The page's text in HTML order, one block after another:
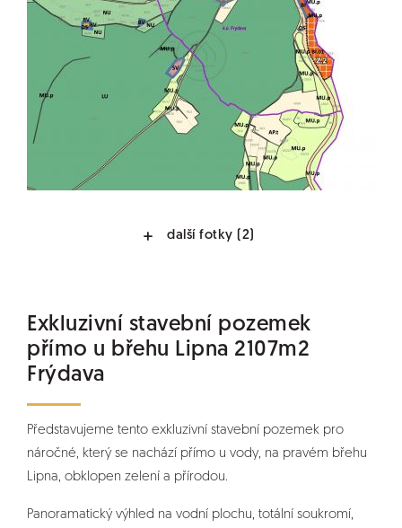
další fotky (2)
Exkluzivní stavební pozemek
přímo u břehu Lipna 2107m2
Frýdava
Představujeme tento exkluzivní stavební pozemek pro
náročné, který se nachází přímo u vody, na pravém břehu
Lipna, obklopen zelení a přírodou.
Panoramatický výhled na vodní plochu, totální soukromí,